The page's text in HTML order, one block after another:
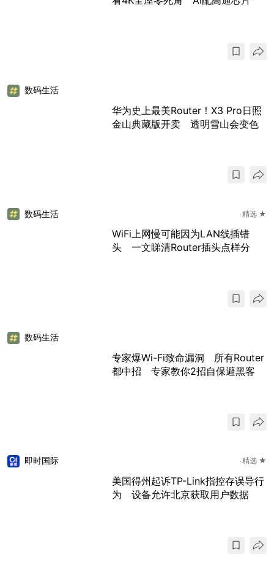
数码生活
华为史上最美Router！X3 Pro日照
金山典藏版开卖 透明雪山会变色
数码生活 精选 ★
WiFi上网慢可能因为LAN线插错
头 一文睇清Router插头点样分
数码生活
专家爆Wi-Fi致命漏洞 所有Router
都中招 专家教你2招自保避黑客
即时国际 精选 ★
美国得州起诉TP-Link指控存误导行
为 设备允许北京获取用户数据